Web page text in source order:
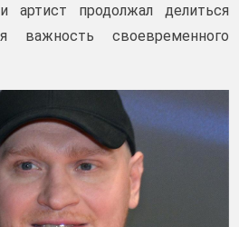
артист продолжал делиться
важность своевременного